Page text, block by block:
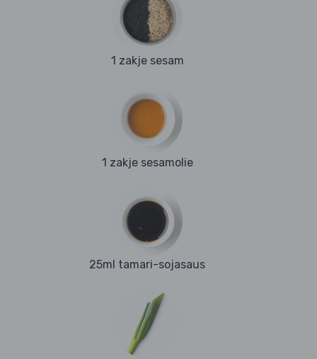
1 zakje sesam
1 zakje sesamolie
25ml tamari-sojasaus